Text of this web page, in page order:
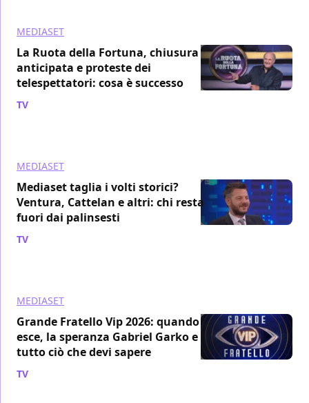
MEDIASET
La Ruota della Fortuna, chiusura
anticipata e proteste dei
telespettatori: cosa è successo
TV
MEDIASET
Mediaset taglia i volti storici?
Ventura, Cattelan e altri: chi resta
fuori dai palinsesti
TV
MEDIASET
Grande Fratello Vip 2026: quando
esce, la speranza Gabriel Garko e
tutto ciò che devi sapere
TV